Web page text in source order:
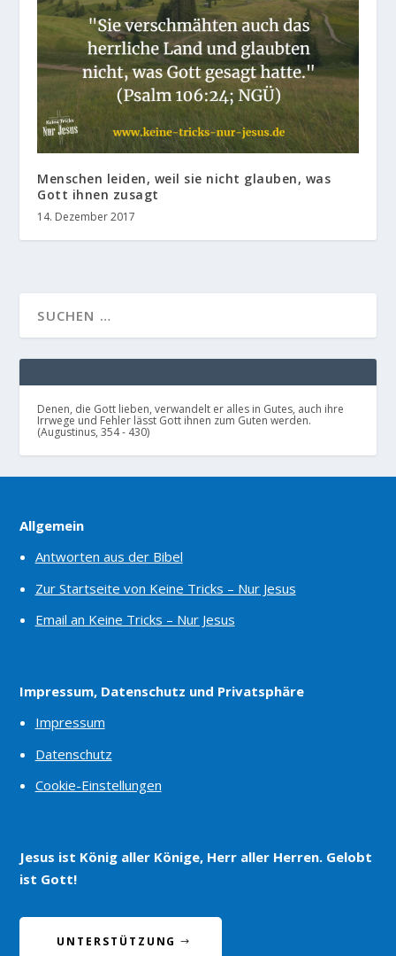
Menschen leiden, weil sie nicht glauben, was
Gott ihnen zusagt
14. Dezember 2017
Denen, die Gott lieben, verwandelt er alles in Gutes, auch ihre
Irrwege und Fehler lässt Gott ihnen zum Guten werden.
(Augustinus, 354 - 430)
Allgemein
Antworten aus der Bibel
Zur Startseite von Keine Tricks – Nur Jesus
Email an Keine Tricks – Nur Jesus
Impressum, Datenschutz und Privatsphäre
Impressum
Datenschutz
Cookie-Einstellungen
Jesus ist König aller Könige, Herr aller Herren. Gelobt
ist Gott!
UNTERSTÜTZUNG